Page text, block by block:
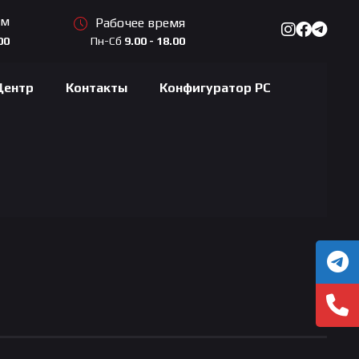
Рабочее время
Пн-Сб 9.00 - 18.00
Контакты Конфигуратор PC